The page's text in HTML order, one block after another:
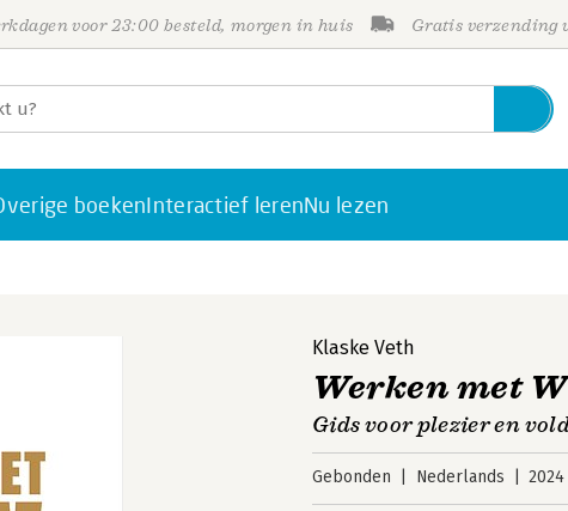
voor 23:00 besteld, morgen in huis Gratis verzending
boekenInteractief lerenNu lezen
Klaske Veth
Werken met
Gids voor plezier en
Gebonden Nederlands 2024